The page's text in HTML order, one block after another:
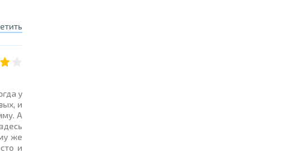
у
и
А
же
и